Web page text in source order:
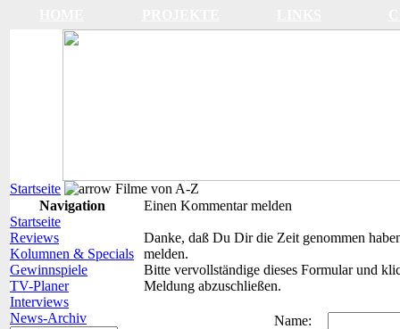
Startseite
Filme von A-Z
Navigation
Startseite
Reviews
Kolumnen & Specials
Gewinnspiele
TV-Planer
Interviews
News-Archiv
Einen Kommentar melden
Danke, daß Du Dir die Zeit genommen
melden.
Bitte vervollständige dieses Formular und
Meldung abzuschließen.
Name: